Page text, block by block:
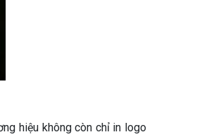
hiệu không còn chỉ in logo